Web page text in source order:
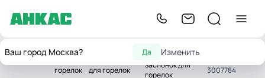
Ваш город Москва? Да Изменить
Главная
Запчасти
горелок
для горелок
сервоприводов и
заслонок для
горелок
3007784